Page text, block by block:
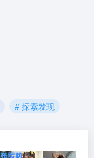
# 探索发现